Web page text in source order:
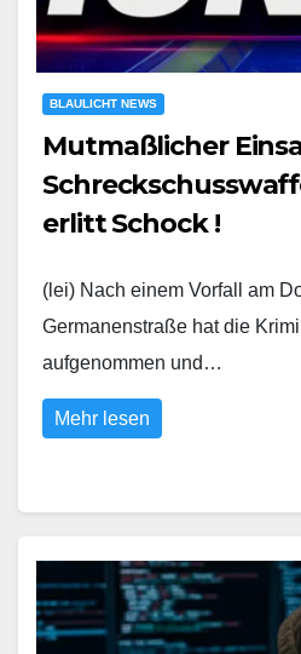
BLAULICHT NEWS
Mutmaßlicher
erlitt Schock !
(lei) Nach einem Vorfall am
Germanenstraße hat die
aufgenommen und…
Mehr lesen